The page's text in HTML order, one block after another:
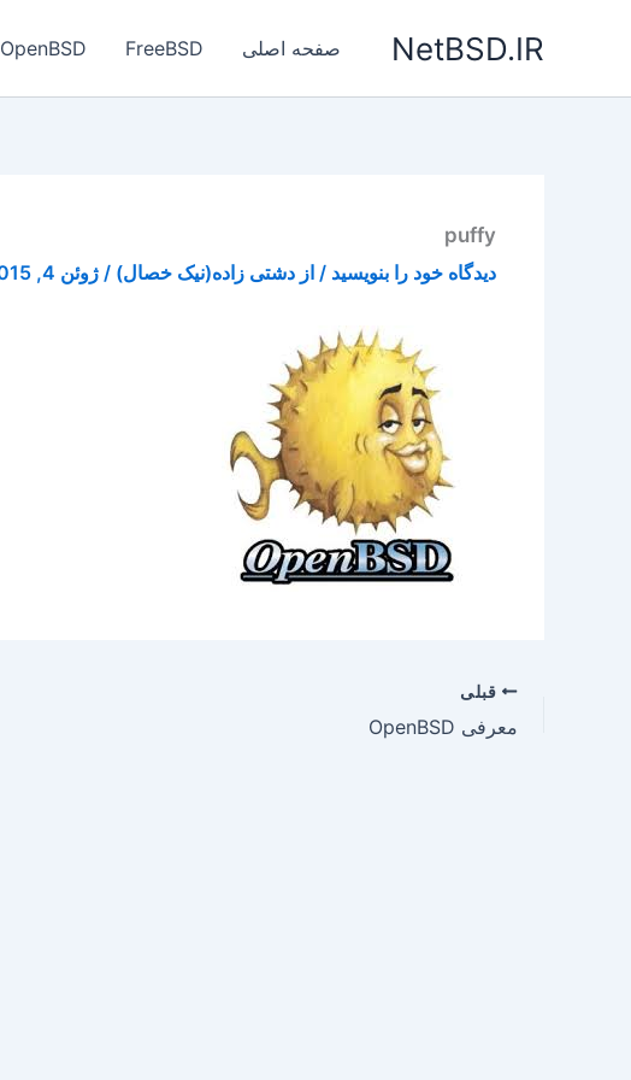
NetBSD.IR صفحه اصلی FreeBSD
OpenBSD
puffy
دیدگاه‌ خود را بنویسید / از دشتی زاده(نیک خصال) / ژوئن 4, 2015
قبلی
معرفی OpenBSD